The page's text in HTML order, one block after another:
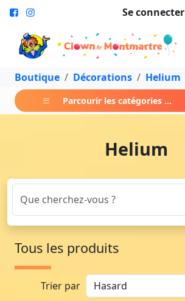
Se connecter
Boutique Décorations Helium
Parcourir les catégories ...
Helium
Tous les produits
Trier par